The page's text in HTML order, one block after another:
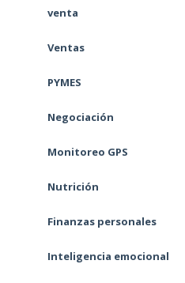
venta
Ventas
PYMES
Negociación
Monitoreo GPS
Nutrición
Finanzas personales
Inteligencia emocional